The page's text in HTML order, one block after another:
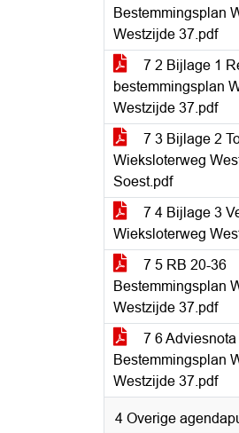
Bestemmingsplan
Westzijde 37.pdf
7 2 Bijlage 1
bestemmingsplan
Westzijde 37.pdf
7 3 Bijlage 2
Wieksloterweg
Soest.pdf
7 4 Bijlage 3
Wieksloterweg
7 5 RB 20-36
Bestemmingsplan
Westzijde 37.pdf
7 6 Adviesnota
Bestemmingsplan
Westzijde 37.pdf
4 Overige